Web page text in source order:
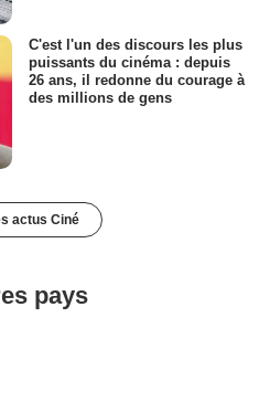
C'est l'un des discours les plus
puissants du cinéma : depuis
26 ans, il redonne du courage à
des millions de gens
actus Ciné
pays